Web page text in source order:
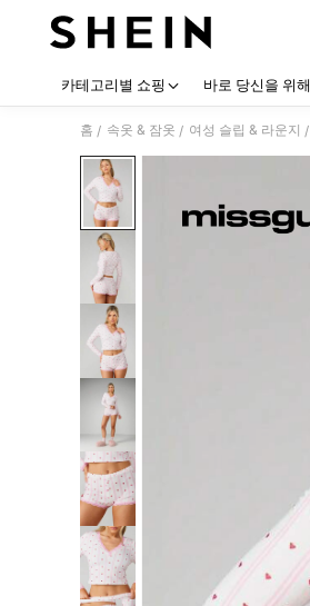
카테고리별 쇼핑 바로 당신을 위해
홈 / 속옷 & 잠옷 / 여성 슬립 & 라운지 /